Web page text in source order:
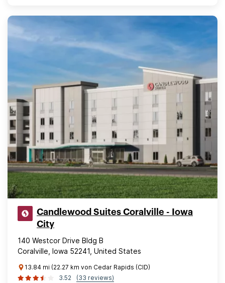
Candlewood Suites Coralville - Iowa
City
140 Westcor Drive Bldg B
Coralville, Iowa 52241, United States
13.84 mi (22.27 km von Cedar Rapids (CID)
3.52
(33 reviews)